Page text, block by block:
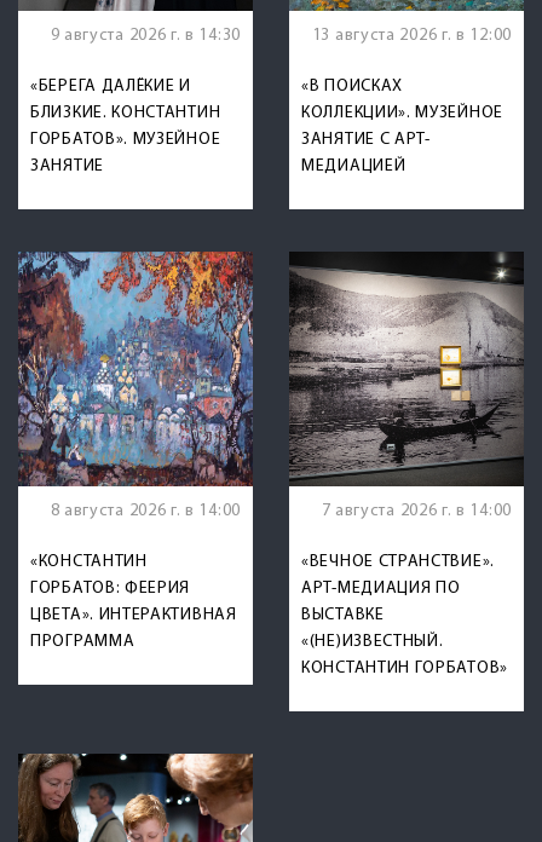
9 августа 2026 г. в 14:30
«БЕРЕГА ДАЛЁКИЕ И
БЛИЗКИЕ. КОНСТАНТИН
ГОРБАТОВ». МУЗЕЙНОЕ
ЗАНЯТИЕ
13 августа 2026 г. в 12:00
«В ПОИСКАХ
КОЛЛЕКЦИИ». МУЗЕЙНОЕ
ЗАНЯТИЕ С АРТ-
МЕДИАЦИЕЙ
8 августа 2026 г. в 14:00
«КОНСТАНТИН
ГОРБАТОВ: ФЕЕРИЯ
ЦВЕТА». ИНТЕРАКТИВНАЯ
ПРОГРАММА
7 августа 2026 г. в 14:00
«ВЕЧНОЕ СТРАНСТВИЕ».
АРТ-МЕДИАЦИЯ ПО
ВЫСТАВКЕ
«(НЕ)ИЗВЕСТНЫЙ.
КОНСТАНТИН ГОРБАТОВ»